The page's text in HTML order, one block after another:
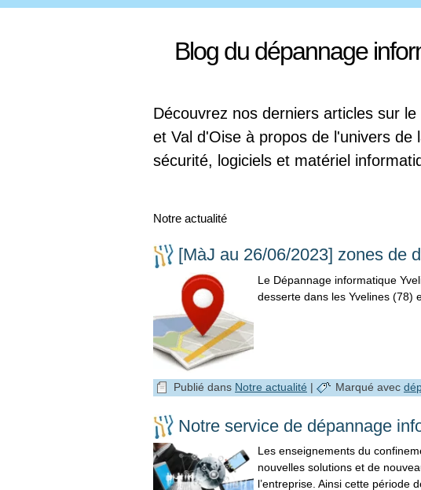
Blog du dépannage
Découvrez nos derniers articles sur
et Val d'Oise à propos de l'univers
sécurité, logiciels et matériel
Notre actualité
[MàJ au 26/06/2023] zones de
Le Dépannage informatique
desserte dans les Yvelines (78)
Publié dans Notre actualité | Marqué avec
Notre service de dépannage
Les enseignements du
nouvelles solutions et de
l’entreprise. Ainsi cette période